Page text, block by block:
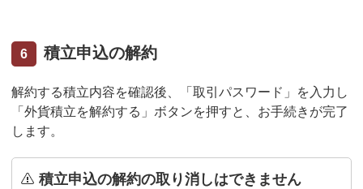
6 積立申込の解約
解約する積立内容を確認後、「取引パスワード」を入力し
「外貨積立を解約する」ボタンを押すと、お手続きが完了
します。
積立申込の解約の取り消しはできません